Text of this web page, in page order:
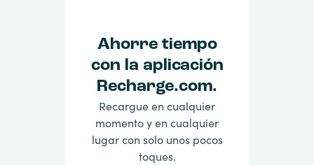
Ahorre tiempo
con la aplicación
Recharge.com.
Recargue en cualquier
momento y en cualquier
lugar con solo unos pocos
toques.